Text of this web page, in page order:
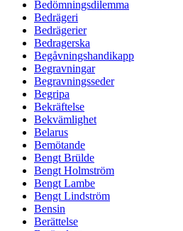
Bedömningsdilemma
Bedrägeri
Bedrägerier
Bedragerska
Begåvningshandikapp
Begravningar
Begravningsseder
Begripa
Bekräftelse
Bekvämlighet
Belarus
Bemötande
Bengt Brülde
Bengt Holmström
Bengt Lambe
Bengt Lindström
Bensin
Berättelse